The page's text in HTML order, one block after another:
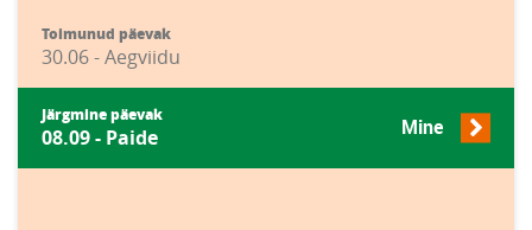
Toimunud päevak
30.06 - Aegviidu
Järgmine päevak
08.09 - Paide Mine